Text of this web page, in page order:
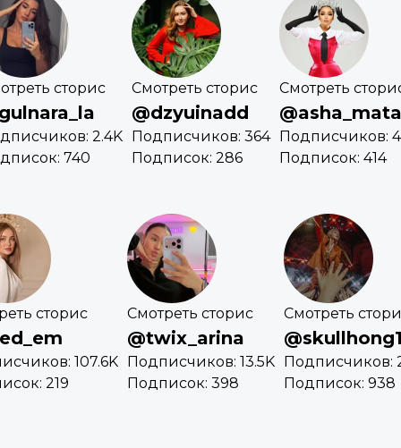
сторис
2.4K
740
Смотреть сторис
@dzyuinadd
Подписчиков: 364
Подписок: 286
Смотреть
Подписчиков:
Подписок: 414
сторис
107.6K
219
Смотреть сторис
@twix_arina
Подписчиков: 13.5K
Подписок: 398
Смотреть
Подписчиков:
Подписок: 938